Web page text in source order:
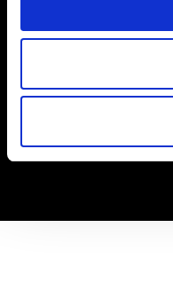
Informativa sui cookies